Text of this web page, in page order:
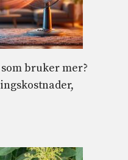
bruker mer?